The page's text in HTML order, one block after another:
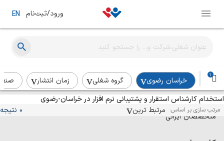
ورود/ثبت‌نام EN
1
خراسان رضوی گروه شغلی زمان انتشار
استخدام کارشناس استقرار و پشتیبانی نرم افزار در خراسان-رضوی
مرتب سازی بر اساس: مرتبط ترین 0 نتیجه
آگهی‌های استخدام و همکاری برای
متخصصان ایرانی